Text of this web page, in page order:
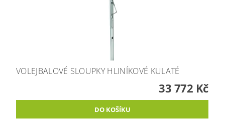
VOLEJBALOVÉ SLOUPKY HLINÍKOVÉ KULATÉ
33 772 Kč